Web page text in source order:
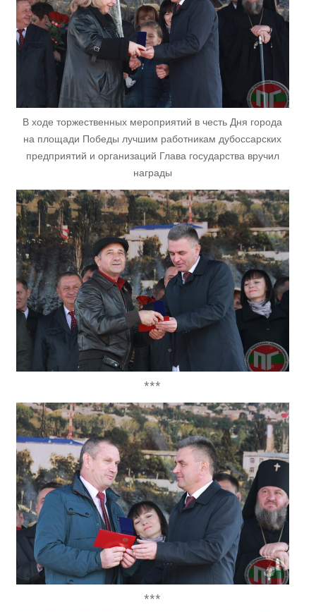
В ходе торжественных мероприятий в честь Дня города
на площади Победы лучшим работникам дубоссарских
предприятий и организаций Глава государства вручил
награды
***
***